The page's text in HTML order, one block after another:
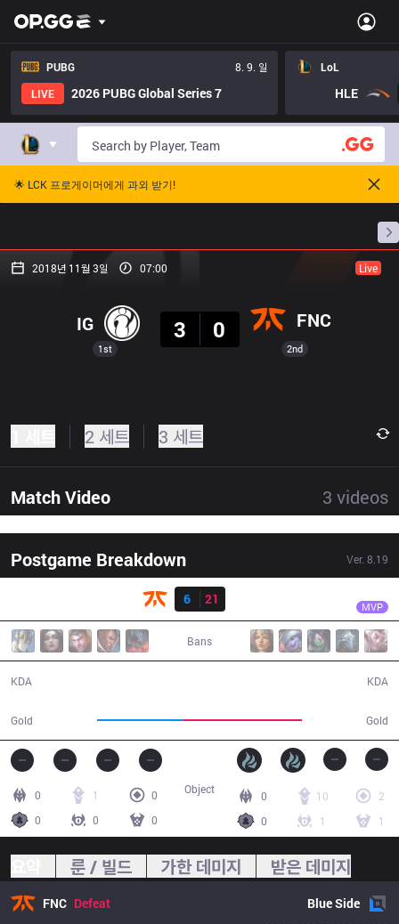
PUBG
8. 9. 일
LIVE
2026 PUBG Global Series 7
LoL
HLE
🌟 LCK 프로게이머에게 과외 받기!
프로빌
2018년 11월 3일 07:00 Live
1st
IG
3
0 FNC
2nd
2 세트 3 세트
Match Video 3 videos
Postgame Breakdown Ver. 8.19
6
21 MVP
Bans
KDA
Gold Gold
KDA
0 1
0
0
0 0
0 10
2
0
1 1
Object
룬 / 빌드 가한 데미지 받은 데미지
FNC Defeat BlueSide